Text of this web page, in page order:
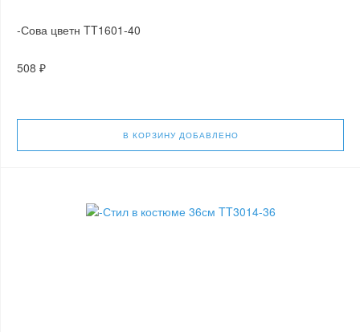
-Сова цветн TT1601-40
508 ₽
В КОРЗИНУ ДОБАВЛЕНО